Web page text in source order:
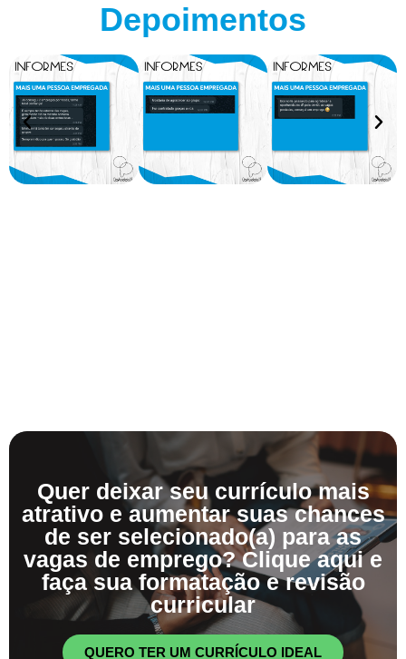
Depoimentos
Quer deixar seu currículo mais
atrativo e aumentar suas chances
de ser selecionado(a) para as
vagas de emprego? Clique aqui e
faça sua formatação e revisão
curricular
QUERO TER UM CURRÍCULO IDEAL